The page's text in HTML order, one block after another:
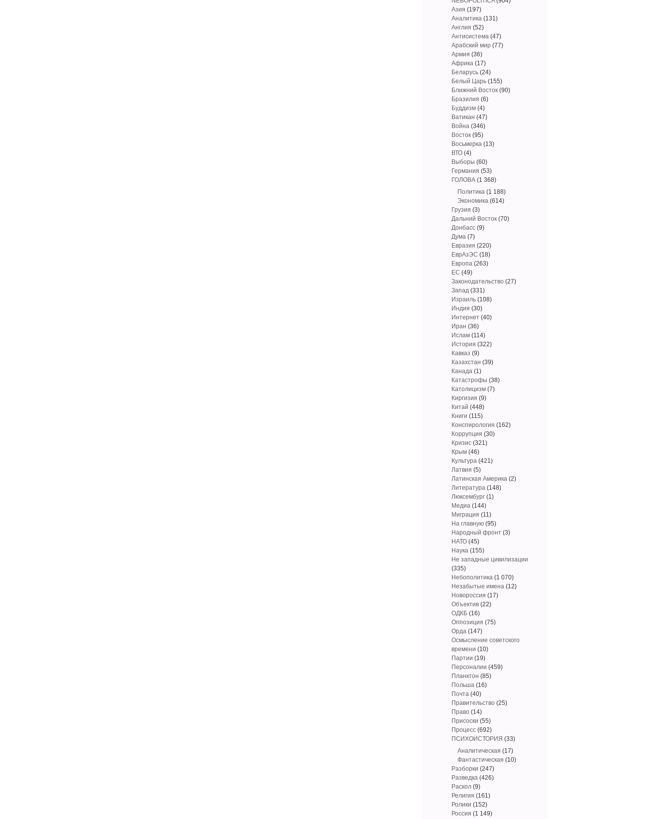
Азия (197)
Аналитика (131)
Англия (52)
Антисистема (47)
Арабский мир (77)
Армия (36)
Африка (17)
Беларусь (24)
Белый Царь (155)
Ближний Восток (90)
Бразилия (6)
Буддизм (4)
Ватикан (47)
Война (346)
Восток (95)
Восьмерка (13)
ВТО (4)
Выборы (60)
Германия (53)
ГОЛОВА (1 368)
Политика (1 188)
Экономика (614)
Грузия (3)
Дальний Восток (70)
Донбасс (9)
Дума (7)
Евразия (220)
ЕврАзЭС (18)
Европа (263)
ЕС (49)
Законодательство (27)
Запад (331)
Израиль (108)
Индия (30)
Интернет (40)
Иран (36)
Ислам (114)
История (322)
Кавказ (9)
Казахстан (39)
Канада (1)
Катастрофы (38)
Католицизм (7)
Киргизия (9)
Китай (448)
Книги (115)
Конспирология (162)
Коррупция (30)
Кризис (321)
Крым (46)
Культура (421)
Латвия (5)
Латинская Америка (2)
Литература (148)
Люксембург (1)
Медиа (144)
Миграция (11)
На главную (95)
Народный фронт (3)
НАТО (45)
Наука (155)
Не западные цивилизации
(335)
Небополитика (1 070)
Незабытые имена (12)
Новороссия (17)
Объектив (22)
ОДКБ (16)
Оппозиция (75)
Орда (147)
Осмысление советского
времени (10)
Партии (19)
Персоналии (459)
Планктон (85)
Польша (16)
Почта (40)
Правительство (25)
Право (14)
Присоски (55)
Процесс (692)
ПСИХОИСТОРИЯ (33)
Аналитическая (17)
Фантастическая (10)
Разборки (247)
Разведка (426)
Раскол (9)
Религия (161)
Ролики (152)
Россия (1 149)